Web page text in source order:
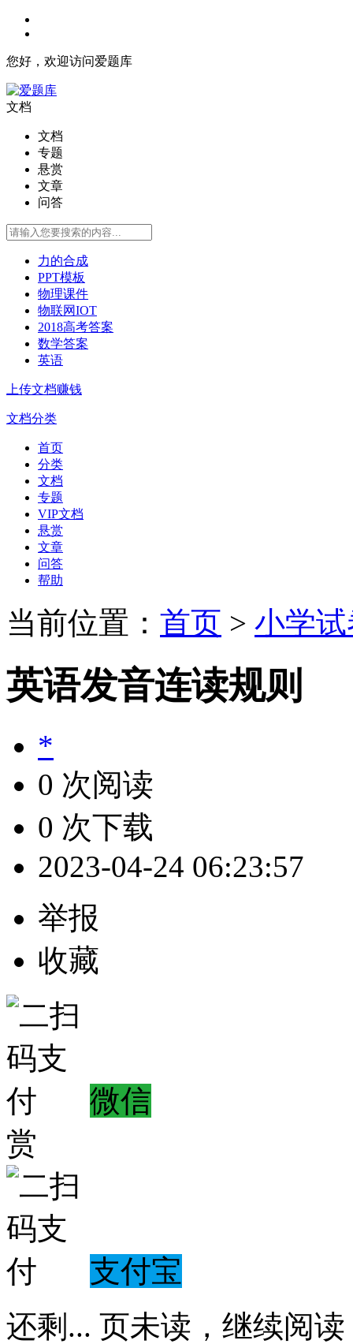
您好，欢迎访问爱题库
文档
文档
专题
悬赏
文章
问答
力的合成
PPT模板
物理课件
物联网IOT
2018高考答案
数学答案
英语
上传文档赚钱
文档分类
首页
分类
文档
专题
VIP文档
悬赏
文章
问答
帮助
当前位置： 首页 > 小学
英语发音连读规则
*
0 次阅读
0 次下载
2023-04-24 06:23:57
举报
收藏
微信
赏
支付宝
还剩 ... 页未读， 继续阅读